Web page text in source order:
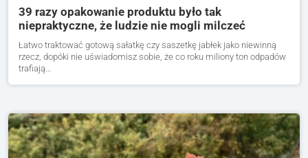
39 razy opakowanie produktu było tak
niepraktyczne, że ludzie nie mogli milczeć
Łatwo traktować gotową sałatkę czy saszetkę jabłek jako niewinną
rzecz, dopóki nie uświadomisz sobie, że co roku miliony ton odpadów
trafiają…